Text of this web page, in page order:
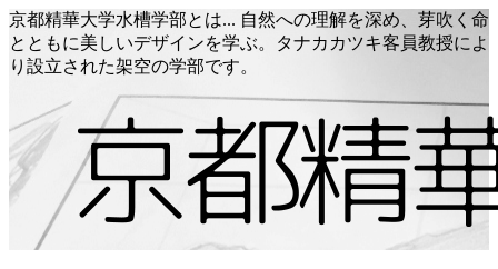
京都精華大学水槽学部とは... 自然への理解を深め、芽吹く命
とともに美しいデザインを学ぶ。タナカカツキ客員教授によ
り設立された架空の学部です。